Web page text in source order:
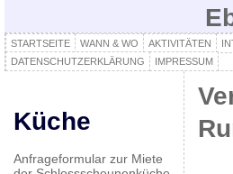
STARTSEITE WANN & WO AKTIVITÄTEN
DATENSCHUTZERKLÄRUNG
IMPRESSUM
Küche
Anfrageformular zur Miete